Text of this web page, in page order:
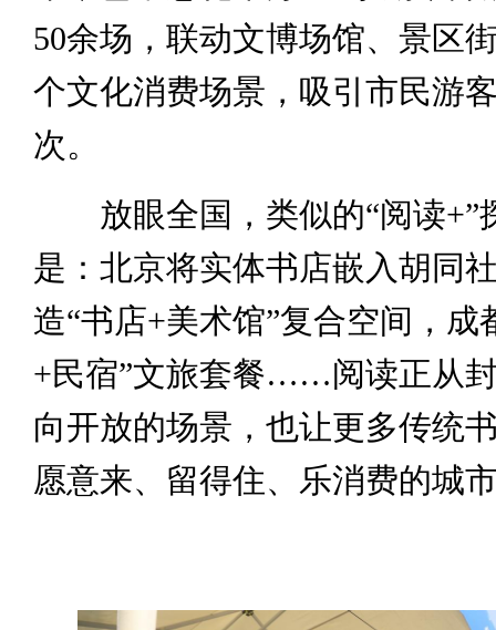
50余场，联动文博场馆、景区
个文化消费场景，吸引市民游
次。
放眼全国，类似的“阅读+”
是：北京将实体书店嵌入胡同
造“书店+美术馆”复合空间，成
+民宿”文旅套餐……阅读正从
向开放的场景，也让更多传统
愿意来、留得住、乐消费的城